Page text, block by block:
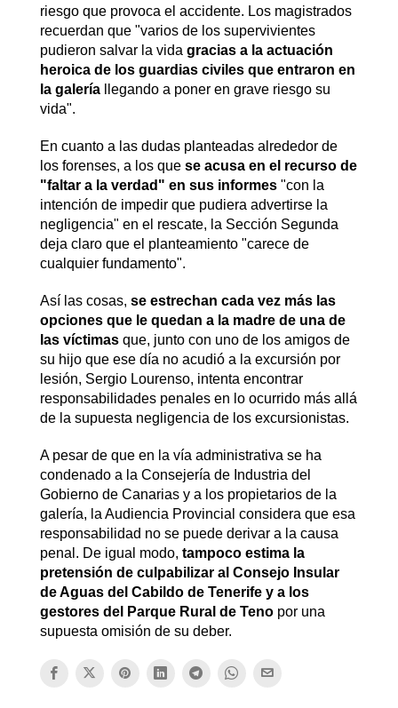
riesgo que provoca el accidente. Los magistrados
recuerdan que "varios de los supervivientes
pudieron salvar la vida gracias a la actuación
heroica de los guardias civiles que entraron en
la galeríallegando a poner en grave riesgo su
vida".
En cuanto a las dudas planteadas alrededor de
los forenses, a los que se acusa en el recurso de
"faltar a la verdad" en sus informes"con la
intención de impedir que pudiera advertirse la
negligencia" en el rescate, la Sección Segunda
deja claro que el planteamiento "carece de
cualquier fundamento".
Así las cosas, se estrechan cada vez más las
opciones que le quedan a la madre de una de
las víctimasque, junto con uno de los amigos de
su hijo que ese día no acudió a la excursión por
lesión, Sergio Lourenso, intenta encontrar
responsabilidades penales en lo ocurrido más allá
de la supuesta negligencia de los excursionistas.
A pesar de que en la vía administrativa se ha
condenado a la Consejería de Industria del
Gobierno de Canarias y a los propietarios de la
galería, la Audiencia Provincial considera que esa
responsabilidad no se puede derivar a la causa
penal. De igual modo, tampoco estima la
pretensión de culpabilizar al Consejo Insular
de Aguas del Cabildo de Tenerife y a los
gestores del Parque Rural de Tenopor una
supuesta omisión de su deber.